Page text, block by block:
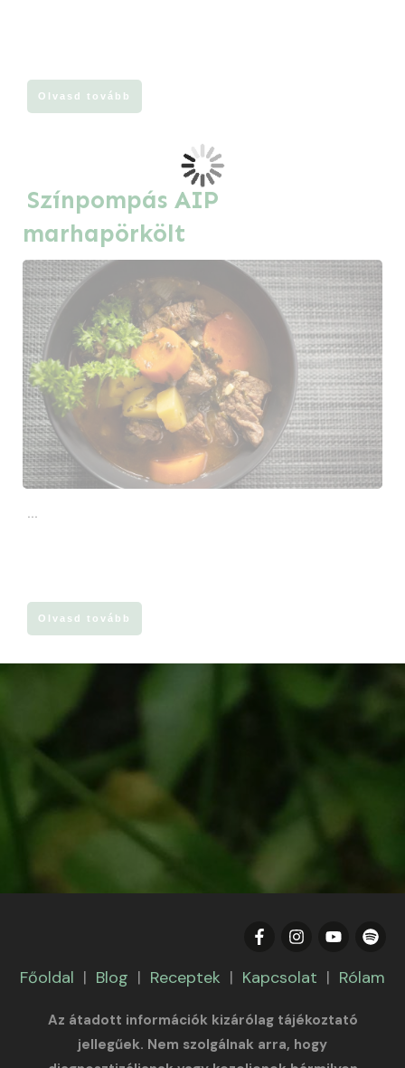
Olvasd tovább
Színpompás AIP
marhapörkölt
...
Olvasd tovább
Főoldal | Blog | Receptek | Kapcsolat | Rólam
Az átadott információk kizárólag tájékoztató
jellegűek. Nem szolgálnak arra, hogy